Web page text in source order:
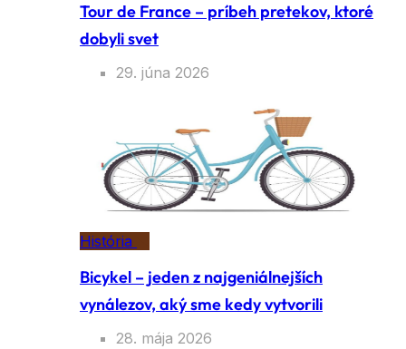
Tour de France – príbeh pretekov, ktoré
dobyli svet
29. júna 2026
História
Bicykel – jeden z najgeniálnejších
vynálezov, aký sme kedy vytvorili
28. mája 2026